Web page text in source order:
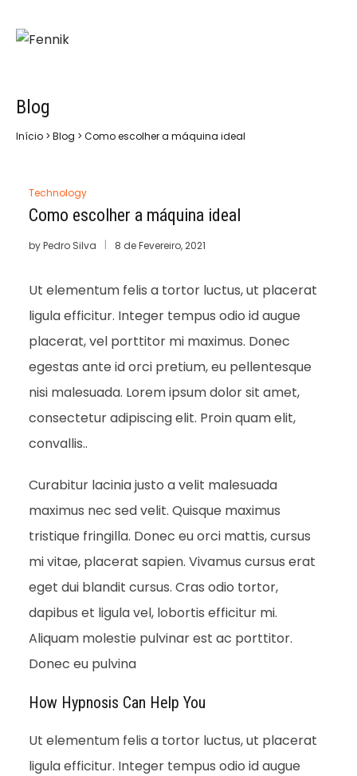
Blog
Início > Blog > Como escolher a máquina ideal
Technology
Como escolher a máquina ideal
byPedro Silva 8 de Fevereiro, 2021
Ut elementum felis a tortor luctus, ut placerat
ligula efficitur. Integer tempus odio id augue
placerat, vel porttitor mi maximus. Donec
egestas ante id orci pretium, eu pellentesque
nisi malesuada. Lorem ipsum dolor sit amet,
consectetur adipiscing elit. Proin quam elit,
convallis..
Curabitur lacinia justo a velit malesuada
maximus nec sed velit. Quisque maximus
tristique fringilla. Donec eu orci mattis, cursus
mi vitae, placerat sapien. Vivamus cursus erat
eget dui blandit cursus. Cras odio tortor,
dapibus et ligula vel, lobortis efficitur mi.
Aliquam molestie pulvinar est ac porttitor.
Donec eu pulvina
How Hypnosis Can Help You
Ut elementum felis a tortor luctus, ut placerat
ligula efficitur. Integer tempus odio id augue